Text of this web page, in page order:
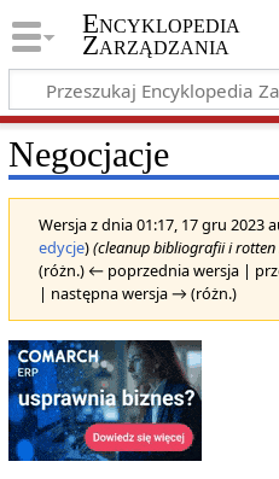
Encyklopedia
Zarządzania
Negocjacje
Wersja z dnia 01:17, 17 gru 2023
edycje)(cleanup bibliografii i rotten
(różn.) ← poprzednia wersja |
| następna wersja → (różn.)